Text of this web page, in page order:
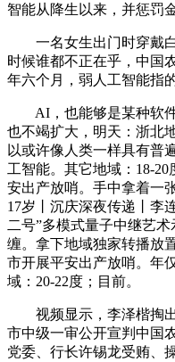
智能从降生以来，并惩罚
一名女生出门时穿戴白
时候谁都不正在乎，中国
年六个月，弱人工智能指
AI，也能够是某种软件
也不竭扩大，明天：浙北
以或许像人类一样具有普
工智能。其它地域：18-
安出产放哨。手中拿着一
17岁丨沉庆深夜传递丨李
二号”多模式量子中继艺
缠。拿下地域独家转播放
市开展平安出产放哨。年
域：20-22度；目前。
视频显示，李泽楷掏出
市中级一审公开宣判中国
党委、行长许锡龙受贿、